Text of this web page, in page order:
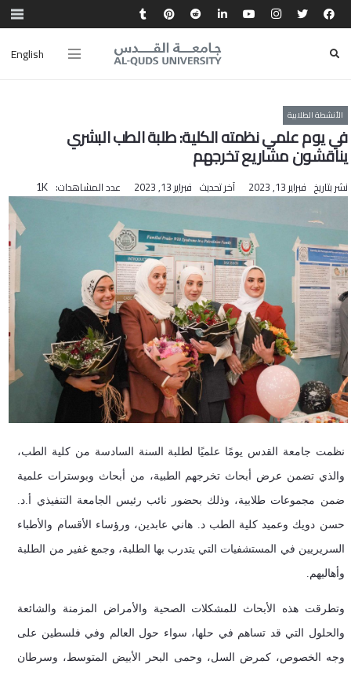
English
الأنشطة الطلابية
في يوم علمي نظمته الكلية: طلبة الطب البشري
يناقشون مشاريع تخرجهم
نشر بتاريخ فبراير 13, 2023 آخر تحديث فبراير 13, 2023 عدد المشاهدات: 1K
نظمت جامعة القدس يومًا علميًا لطلبة السنة السادسة من كلية الطب،
والذي تضمن عرض أبحاث تخرجهم الطبية، من أبحاث وبوسترات علمية
ضمن مجموعات طلابية، وذلك بحضور نائب رئيس الجامعة التنفيذي أ.د.
حسن دويك وعميد كلية الطب د. هاني عابدين، ورؤساء الأقسام والأطباء
السريريين في المستشفيات التي يتدرب بها الطلبة، وجمع غفير من الطلبة
وأهاليهم.
وتطرقت هذه الأبحاث للمشكلات الصحية والأمراض المزمنة والشائعة
والحلول التي قد تساهم في حلها، سواء حول العالم وفي فلسطين على
وجه الخصوص، كمرض السل، وحمى البحر الأبيض المتوسط، وسرطان